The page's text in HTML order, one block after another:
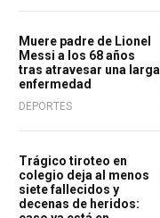
Muere padre de Lionel
Messi a los 68 años
tras atravesar una larga
enfermedad
DEPORTES
Trágico tiroteo en
colegio deja al menos
siete fallecidos y
decenas de heridos: